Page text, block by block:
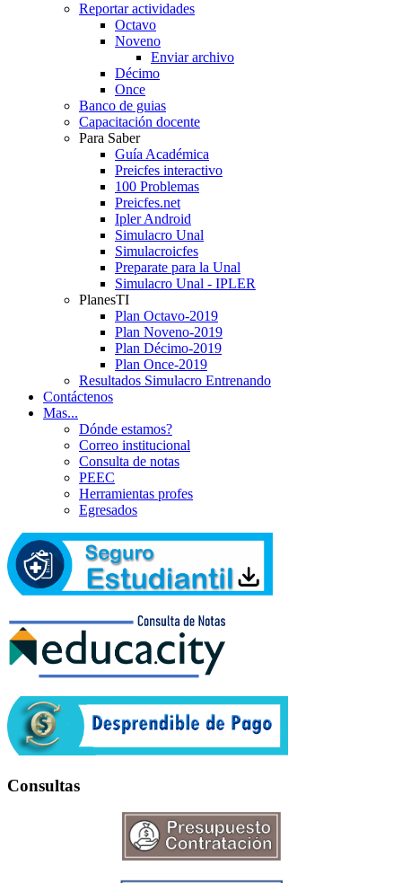
Reportar actividades
Octavo
Noveno
Enviar archivo
Décimo
Once
Banco de guias
Capacitación docente
Para Saber
Guía Académica
Preicfes interactivo
100 Problemas
Preicfes.net
Ipler Android
Simulacro Unal
Simulacroicfes
Preparate para la Unal
Simulacro Unal - IPLER
PlanesTI
Plan Octavo-2019
Plan Noveno-2019
Plan Décimo-2019
Plan Once-2019
Resultados Simulacro Entrenando
Contáctenos
Mas...
Dónde estamos?
Correo institucional
Consulta de notas
PEEC
Herramientas profes
Egresados
Consultas